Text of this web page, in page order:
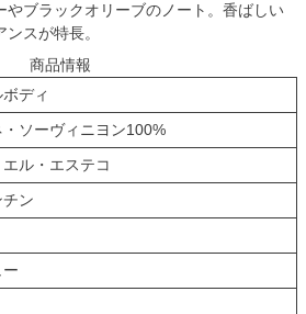
やブラックオリーブのノート。香ばしい
スが特長。
商品情報
ディ
・ソーヴィニヨン100%
ル・エステコ
ン
ー